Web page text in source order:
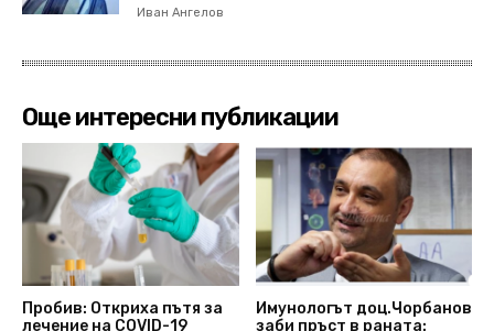
Иван Ангелов
Още интересни публикации
Пробив: Откриха пътя за
лечение на COVID-19
Имунологът доц.Чорбанов
заби пръст в раната: